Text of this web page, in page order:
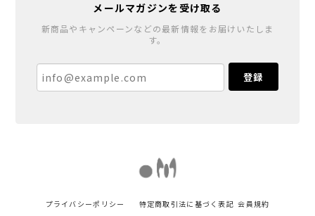
メールマガジンを受け取る
新商品やキャンペーンなどの最新情報をお届けいたしま
す。
登録
プライバシーポリシー 特定商取引法に基づく表記 会員規約